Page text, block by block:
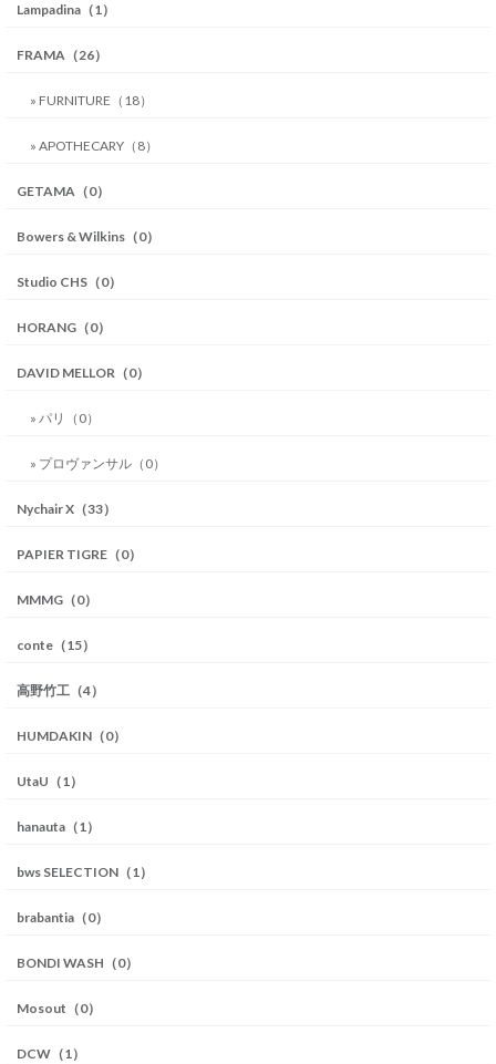
Lampadina（1）
FRAMA（26）
» FURNITURE（18）
» APOTHECARY（8）
GETAMA（0）
Bowers & Wilkins（0）
Studio CHS（0）
HORANG（0）
DAVID MELLOR（0）
» パリ（0）
» プロヴァンサル（0）
Nychair X（33）
PAPIER TIGRE（0）
MMMG（0）
conte（15）
高野竹工（4）
HUMDAKIN（0）
UtaU（1）
hanauta（1）
bws SELECTION（1）
brabantia（0）
BONDI WASH（0）
Mosout（0）
DCW（1）